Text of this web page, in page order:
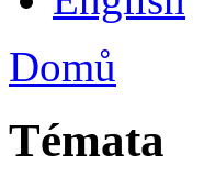
Domů
Témata